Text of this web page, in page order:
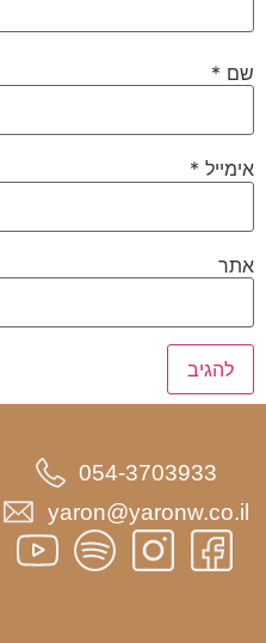
שם *
אימייל *
אתר
054-3703933
yaron@yaronw.co.il